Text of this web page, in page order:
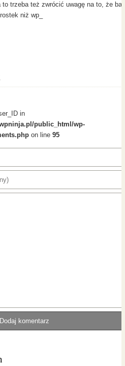
to trzeba też zwrócić uwagę na to, że
niż wp_
in
public_html/wp-
on line 95